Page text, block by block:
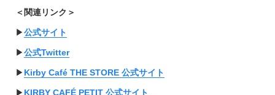
＜関連リンク＞
▶︎公式サイト
▶︎公式Twitter
▶︎ Kirby Café THE STORE 公式サイト
▶︎ KIRBY CAFÉ PETIT 公式サイト